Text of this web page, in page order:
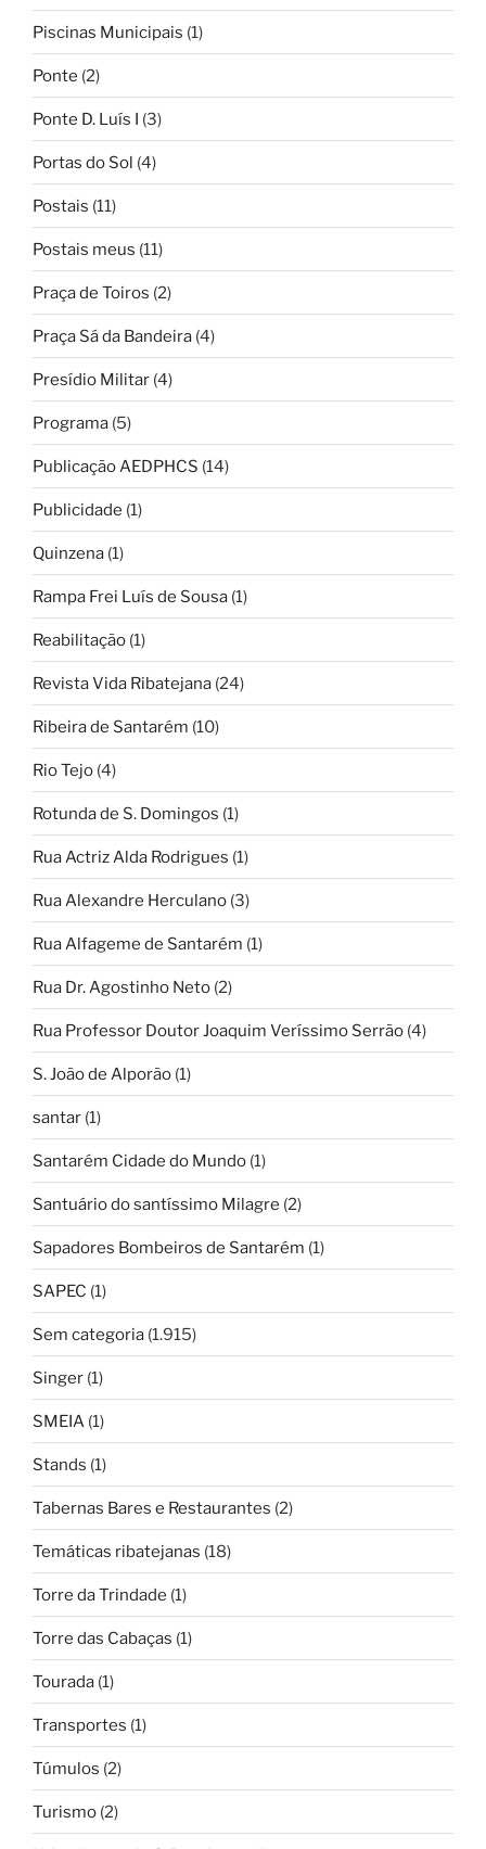
Piscinas Municipais (1)
Ponte (2)
Ponte D. Luís I (3)
Portas do Sol (4)
Postais (11)
Postais meus (11)
Praça de Toiros (2)
Praça Sá da Bandeira (4)
Presídio Militar (4)
Programa (5)
Publicação AEDPHCS (14)
Publicidade (1)
Quinzena (1)
Rampa Frei Luís de Sousa (1)
Reabilitação (1)
Revista Vida Ribatejana (24)
Ribeira de Santarém (10)
Rio Tejo (4)
Rotunda de S. Domingos (1)
Rua Actriz Alda Rodrigues (1)
Rua Alexandre Herculano (3)
Rua Alfageme de Santarém (1)
Rua Dr. Agostinho Neto (2)
Rua Professor Doutor Joaquim Veríssimo Serrão (4)
S. João de Alporão (1)
santar (1)
Santarém Cidade do Mundo (1)
Santuário do santíssimo Milagre (2)
Sapadores Bombeiros de Santarém (1)
SAPEC (1)
Sem categoria (1.915)
Singer (1)
SMEIA (1)
Stands (1)
Tabernas Bares e Restaurantes (2)
Temáticas ribatejanas (18)
Torre da Trindade (1)
Torre das Cabaças (1)
Tourada (1)
Transportes (1)
Túmulos (2)
Turismo (2)